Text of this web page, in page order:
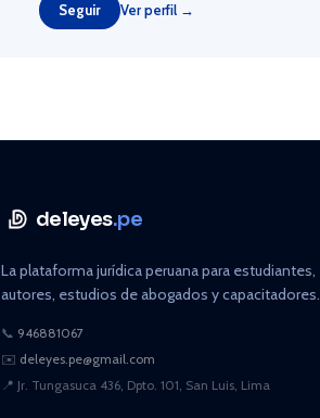
Seguir Ver perfil →
deleyes.pe
La plataforma jurídica peruana para estudiantes,
autores, estudios de abogados y capacitadores.
📞 946881067
✉️ deleyes.pe@gmail.com
📍 Jr. Tungasuca 436, Dpto. 101, San Luis, Lima